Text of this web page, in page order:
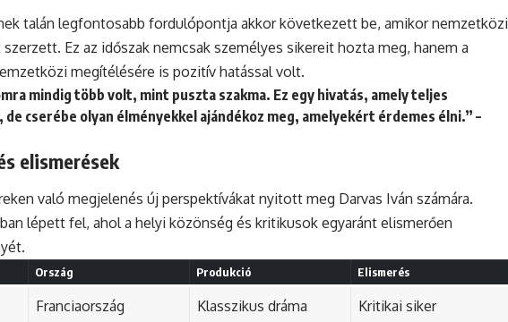
talán legfontosabb fordulópontja akkor következett be, amikor nemzetközi
Ez az időszak nemcsak személyes sikereit hozta meg, hanem a
megítélésére is pozitív hatással volt.
mindig több volt, mint puszta szakma. Ez egy hivatás, amely teljes
cserébe olyan élményekkel ajándékoz meg, amelyekért érdemes élni.” –
elismerések
való megjelenés új perspektívákat nyitott meg Darvas Iván számára.
lépett fel, ahol a helyi közönség és kritikusok egyaránt elismerően
Ország Produkció Elismerés
Franciaország Klasszikus dráma Kritikai siker